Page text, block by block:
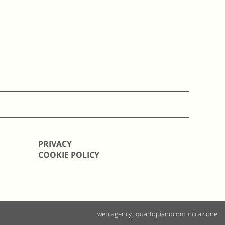
PRIVACY
COOKIE POLICY
web agency_ quartopianocomunicazione